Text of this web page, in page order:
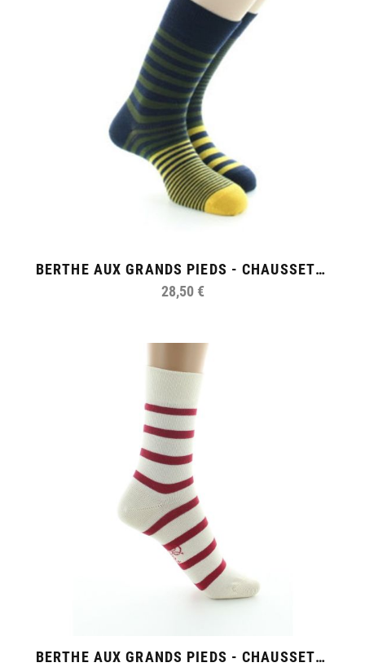
BERTHE AUX GRANDS PIEDS - CHAUSSETTES HOMME RAYURES ASYMÉTRIQUES 2
28,50 €
BERTHE AUX GRANDS PIEDS - CHAUSSETTES FEMME RAYÉ